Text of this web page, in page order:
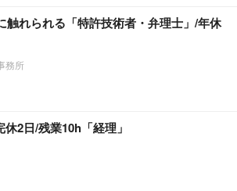
触れられる「特許技術者・弁理士」/年休
務所
2日/残業10h「経理」